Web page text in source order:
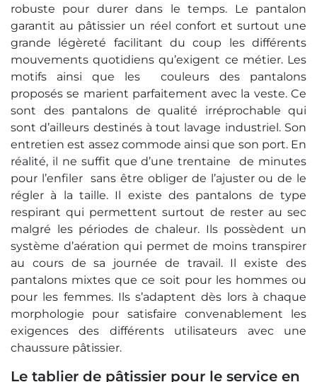
robuste pour durer dans le temps. Le pantalon
garantit au pâtissier un réel confort et surtout une
grande légèreté facilitant du coup les différents
mouvements quotidiens qu’exigent ce métier. Les
motifs ainsi que les couleurs des pantalons
proposés se marient parfaitement avec la veste. Ce
sont des pantalons de qualité irréprochable qui
sont d’ailleurs destinés à tout lavage industriel. Son
entretien est assez commode ainsi que son port. En
réalité, il ne suffit que d’une trentaine de minutes
pour l’enfiler sans être obliger de l’ajuster ou de le
régler à la taille. Il existe des pantalons de type
respirant qui permettent surtout de rester au sec
malgré les périodes de chaleur. Ils possèdent un
système d’aération qui permet de moins transpirer
au cours de sa journée de travail. Il existe des
pantalons mixtes que ce soit pour les hommes ou
pour les femmes. Ils s’adaptent dès lors à chaque
morphologie pour satisfaire convenablement les
exigences des différents utilisateurs avec une
chaussure pâtissier.
Le tablier de pâtissier pour le service en